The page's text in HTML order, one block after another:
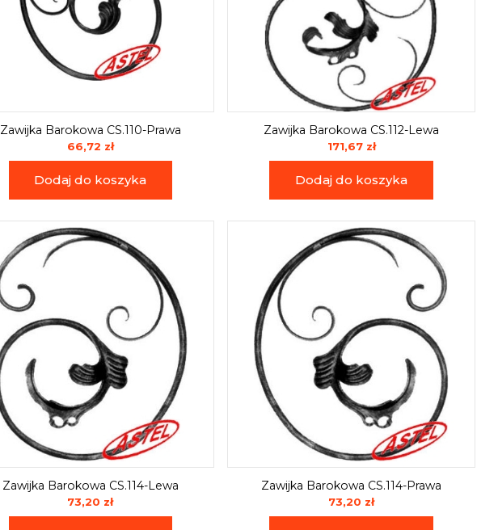
Zawijka Barokowa CS.110-Prawa
66,72 zł
Dodaj do koszyka
Zawijka Barokowa CS.112-Lewa
171,67 zł
Dodaj do koszyka
Zawijka Barokowa CS.114-Lewa
73,20 zł
Zawijka Barokowa CS.114-Prawa
73,20 zł